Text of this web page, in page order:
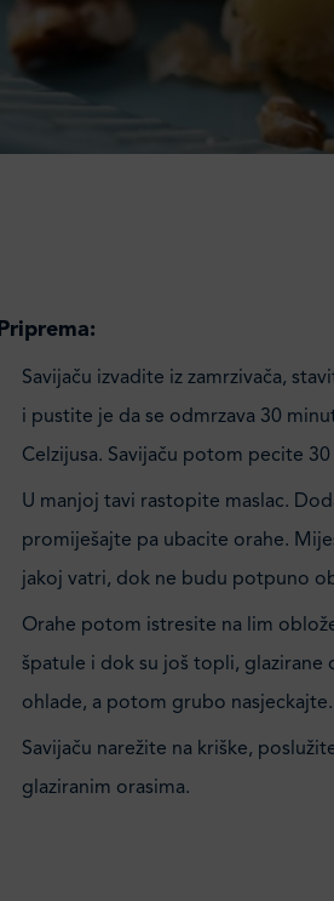
Priprema:
Savijaču izvadite iz zamrzivača,
i pustite je da se odmrzava 30
Celzijusa. Savijaču potom pecite
U manjoj tavi rastopite maslac.
promiješajte pa ubacite orahe.
jakoj vatri, dok ne budu potpuno
Orahe potom istresite na lim
špatule i dok su još topli, glazirane
ohlade, a potom grubo nasjeckajte.
Savijaču narežite na kriške,
glaziranim orasima.